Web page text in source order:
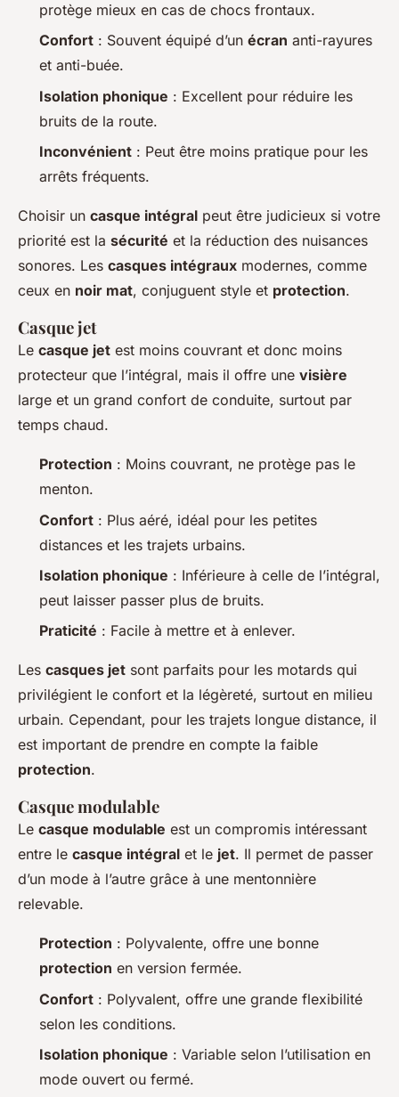
protège mieux en cas de chocs frontaux.
Confort : Souvent équipé d’un écran anti-rayures
et anti-buée.
Isolation phonique : Excellent pour réduire les
bruits de la route.
Inconvénient : Peut être moins pratique pour les
arrêts fréquents.
Choisir un casque intégral peut être judicieux si votre
priorité est la sécurité et la réduction des nuisances
sonores. Les casques intégraux modernes, comme
ceux en noir mat, conjuguent style et protection.
Casque jet
Le casque jet est moins couvrant et donc moins
protecteur que l’intégral, mais il offre une visière
large et un grand confort de conduite, surtout par
temps chaud.
Protection : Moins couvrant, ne protège pas le
menton.
Confort : Plus aéré, idéal pour les petites
distances et les trajets urbains.
Isolation phonique : Inférieure à celle de l’intégral,
peut laisser passer plus de bruits.
Praticité : Facile à mettre et à enlever.
Les casques jet sont parfaits pour les motards qui
privilégient le confort et la légèreté, surtout en milieu
urbain. Cependant, pour les trajets longue distance, il
est important de prendre en compte la faible
protection.
Casque modulable
Le casque modulable est un compromis intéressant
entre le casque intégral et le jet. Il permet de passer
d’un mode à l’autre grâce à une mentonnière
relevable.
Protection : Polyvalente, offre une bonne
protection en version fermée.
Confort : Polyvalent, offre une grande flexibilité
selon les conditions.
Isolation phonique : Variable selon l’utilisation en
mode ouvert ou fermé.